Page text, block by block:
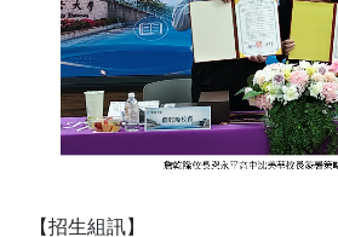
【招生組訊】